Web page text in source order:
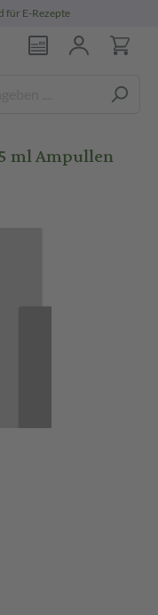
für E-Rezepte
ml Ampullen